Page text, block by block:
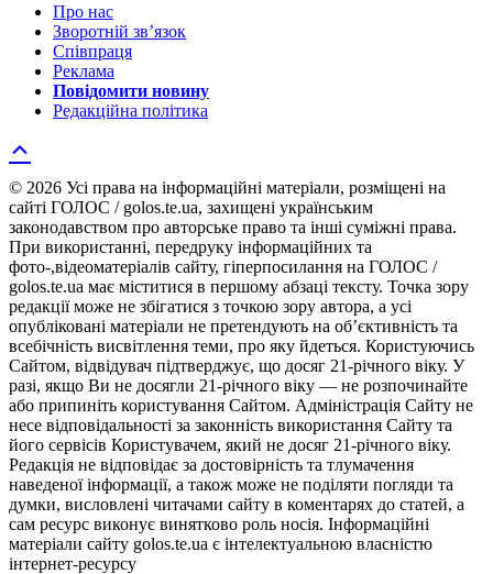
Про нас
Зворотній зв’язок
Співпраця
Реклама
Повідомити новину
Редакційна політика
© 2026 Усі права на інформаційні матеріали, розміщені на
сайті ГОЛОС / golos.te.ua, захищені українським
законодавством про авторське право та інші суміжні права.
При використанні, передруку інформаційних та
фото-,відеоматеріалів сайту, гіперпосилання на ГОЛОС /
golos.te.ua має міститися в першому абзаці тексту. Точка зору
редакції може не збігатися з точкою зору автора, а усі
опубліковані матеріали не претендують на об’єктивність та
всебічність висвітлення теми, про яку йдеться. Користуючись
Сайтом, відвідувач підтверджує, що досяг 21-річного віку. У
разі, якщо Ви не досягли 21-річного віку — не розпочинайте
або припиніть користування Сайтом. Адміністрація Сайту не
несе відповідальності за законність використання Сайту та
його сервісів Користувачем, який не досяг 21-річного віку.
Редакція не відповідає за достовірність та тлумачення
наведеної інформації, а також може не поділяти погляди та
думки, висловлені читачами сайту в коментарях до статей, а
сам ресурс виконує винятково роль носія. Інформаційні
матеріали сайту golos.te.ua є інтелектуальною власністю
інтернет-ресурсу